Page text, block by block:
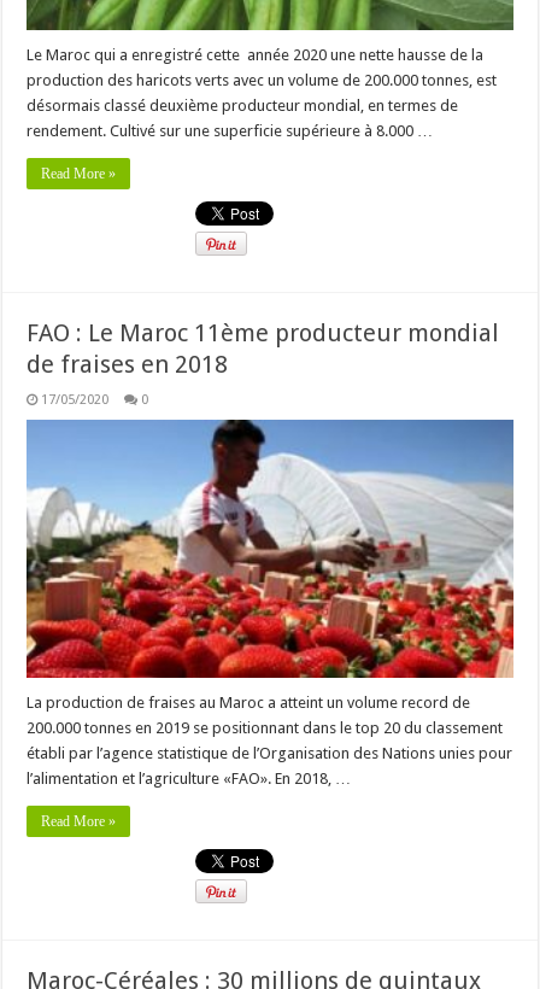
Le Maroc qui a enregistré cette année 2020 une nette hausse de la
production des haricots verts avec un volume de 200.000 tonnes, est
désormais classé deuxième producteur mondial, en termes de
rendement. Cultivé sur une superficie supérieure à 8.000 …
Read More »
FAO : Le Maroc 11ème producteur mondial
de fraises en 2018
17/05/2020 0
La production de fraises au Maroc a atteint un volume record de
200.000 tonnes en 2019 se positionnant dans le top 20 du classement
établi par l’agence statistique de l’Organisation des Nations unies pour
l’alimentation et l’agriculture «FAO». En 2018, …
Read More »
Maroc-Céréales : 30 millions de quintaux